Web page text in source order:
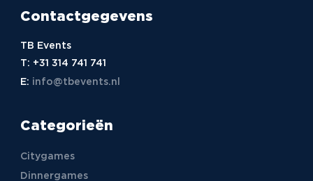
Contactgegevens
TB Events
T: +31 314 741 741
E: info@tbevents.nl
Categorieën
Citygames
Dinnergames